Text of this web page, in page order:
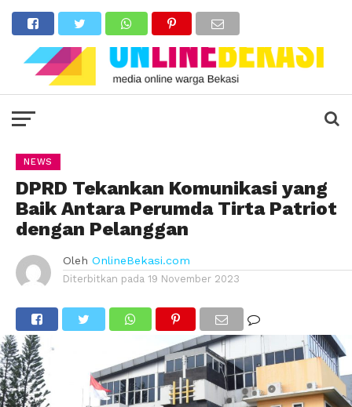
NEWS
DPRD Tekankan Komunikasi yang
Baik Antara Perumda Tirta Patriot
dengan Pelanggan
Oleh OnlineBekasi.com
Diterbitkan pada 19 November 2023